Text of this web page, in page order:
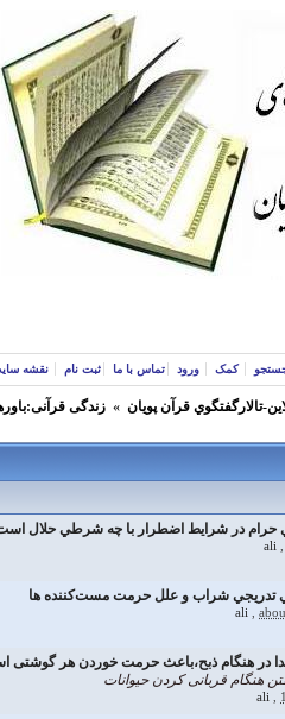
کمک ورود تماس با ما ثبت نام نقشه
تالارگفتگوي قرآن پویان » زندگی
حرام در شرايط اضطرار با چه شرطي حلال
ali
تدريجي شراب و علل حرمت مست‌كننده ها
ali
در هنگام ذبح،باعث حرمت خوردن هر گوشتی
هنگام قربانی کردن حیوانات
ali